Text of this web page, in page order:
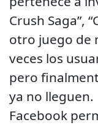
Crush Saga”,
otro juego de
veces los
pero
ya no lleguen.
Facebook